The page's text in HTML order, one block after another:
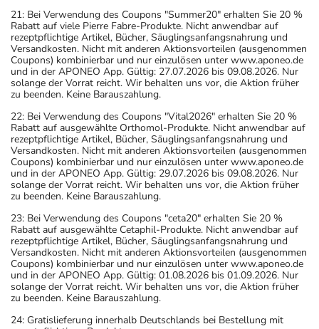
21: Bei Verwendung des Coupons "Summer20" erhalten Sie 20 %
Rabatt auf viele Pierre Fabre-Produkte. Nicht anwendbar auf
rezeptpflichtige Artikel, Bücher, Säuglingsanfangsnahrung und
Versandkosten. Nicht mit anderen Aktionsvorteilen (ausgenommen
Coupons) kombinierbar und nur einzulösen unter www.aponeo.de
und in der APONEO App. Gültig: 27.07.2026 bis 09.08.2026. Nur
solange der Vorrat reicht. Wir behalten uns vor, die Aktion früher
zu beenden. Keine Barauszahlung.
22: Bei Verwendung des Coupons "Vital2026" erhalten Sie 20 %
Rabatt auf ausgewählte Orthomol-Produkte. Nicht anwendbar auf
rezeptpflichtige Artikel, Bücher, Säuglingsanfangsnahrung und
Versandkosten. Nicht mit anderen Aktionsvorteilen (ausgenommen
Coupons) kombinierbar und nur einzulösen unter www.aponeo.de
und in der APONEO App. Gültig: 29.07.2026 bis 09.08.2026. Nur
solange der Vorrat reicht. Wir behalten uns vor, die Aktion früher
zu beenden. Keine Barauszahlung.
23: Bei Verwendung des Coupons "ceta20" erhalten Sie 20 %
Rabatt auf ausgewählte Cetaphil-Produkte. Nicht anwendbar auf
rezeptpflichtige Artikel, Bücher, Säuglingsanfangsnahrung und
Versandkosten. Nicht mit anderen Aktionsvorteilen (ausgenommen
Coupons) kombinierbar und nur einzulösen unter www.aponeo.de
und in der APONEO App. Gültig: 01.08.2026 bis 01.09.2026. Nur
solange der Vorrat reicht. Wir behalten uns vor, die Aktion früher
zu beenden. Keine Barauszahlung.
24: Gratislieferung innerhalb Deutschlands bei Bestellung mit